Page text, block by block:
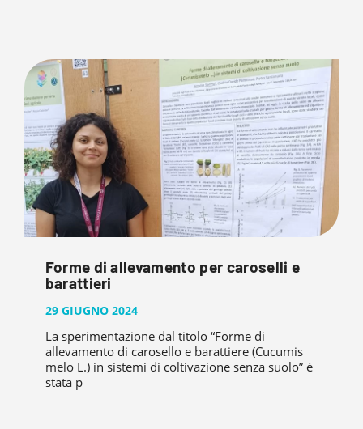
Forme di allevamento per caroselli e
barattieri
29 GIUGNO 2024
La sperimentazione dal titolo “Forme di
allevamento di carosello e barattiere (Cucumis
melo L.) in sistemi di coltivazione senza suolo” è
stata p